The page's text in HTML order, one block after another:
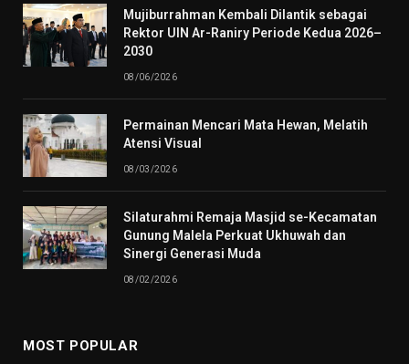
Mujiburrahman Kembali Dilantik sebagai
Rektor UIN Ar-Raniry Periode Kedua 2026–
2030
08/06/2026
Permainan Mencari Mata Hewan, Melatih
Atensi Visual
08/03/2026
Silaturahmi Remaja Masjid se-Kecamatan
Gunung Malela Perkuat Ukhuwah dan
Sinergi Generasi Muda
08/02/2026
MOST POPULAR